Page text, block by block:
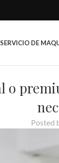
SERVICIO DE
o
Posted